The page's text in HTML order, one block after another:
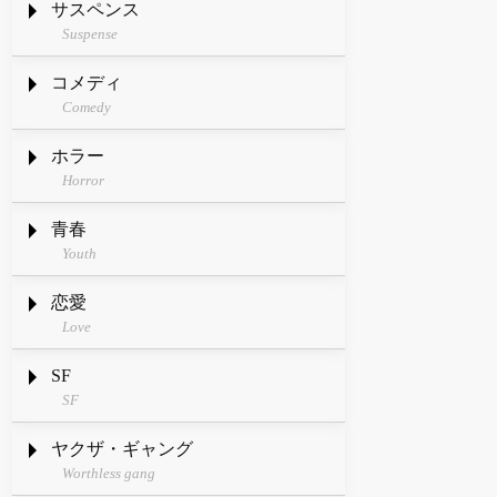
サスペンス
Suspense
コメディ
Comedy
ホラー
Horror
青春
Youth
恋愛
Love
SF
SF
ヤクザ・ギャング
Worthless gang